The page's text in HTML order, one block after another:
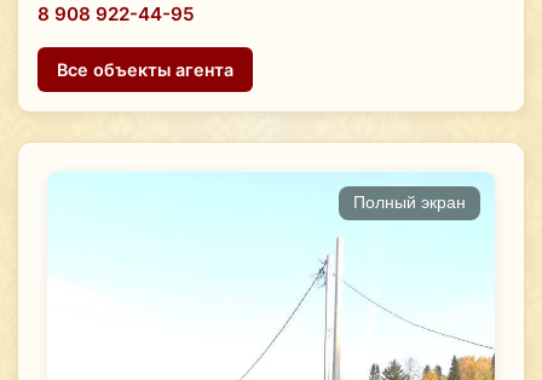
Полный экран
8 908 922-44-95
Все объекты агента